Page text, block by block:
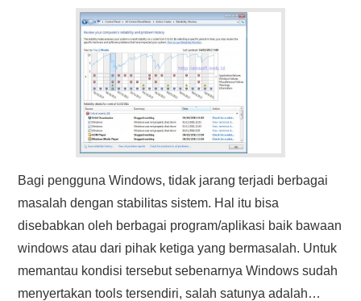
HASIL PENCARIAN
Bagi pengguna Windows, tidak jarang terjadi berbagai
masalah dengan stabilitas sistem. Hal itu bisa
disebabkan oleh berbagai program/aplikasi baik bawaan
windows atau dari pihak ketiga yang bermasalah. Untuk
memantau kondisi tersebut sebenarnya Windows sudah
menyertakan tools tersendiri, salah satunya adalah…